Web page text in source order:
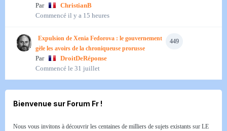
Par
ChristianB
Commencé il y a 15 heures
449
Expulsion de Xenia Fedorova : le gouvernement
gèle les avoirs de la chroniqueuse prorusse
Par
DroitDeRéponse
Commencé le 31 juillet
Bienvenue sur Forum Fr !
Nous vous invitons à découvrir les centaines de milliers de sujets existants sur LE